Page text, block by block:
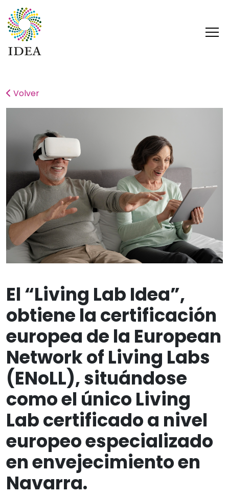
Volver
El “Living Lab Idea”,
obtiene la certificación
europea de la European
Network of Living Labs
(ENoLL), situándose
como el único Living
Lab certificado a nivel
europeo especializado
en envejecimiento en
Navarra.